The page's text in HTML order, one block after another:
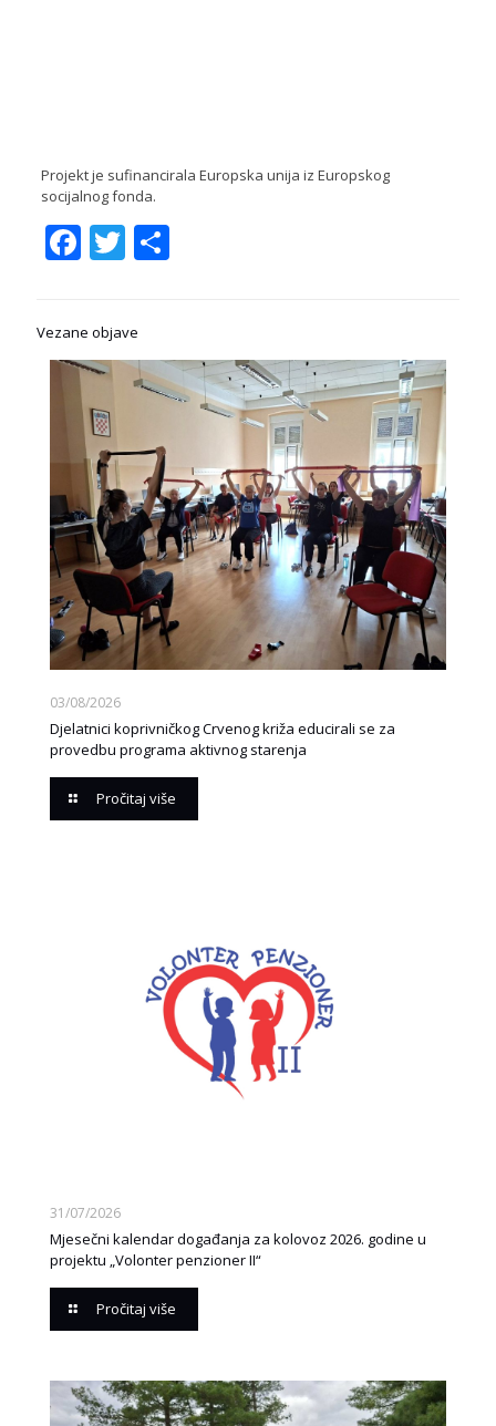
Projekt je sufinancirala Europska unija iz Europskog
socijalnog fonda.
Facebook
Twitter
Share
Vezane objave
03/08/2026
Djelatnici koprivničkog Crvenog križa educirali se za
provedbu programa aktivnog starenja
Pročitaj više
31/07/2026
Mjesečni kalendar događanja za kolovoz 2026. godine u
projektu „Volonter penzioner II“
Pročitaj više